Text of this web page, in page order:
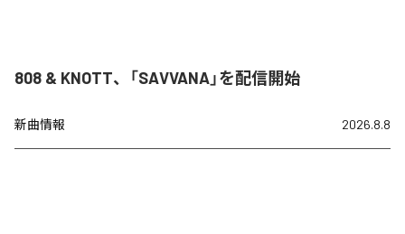
808 & KNOTT、「SAVVANA」を配信開始
新曲情報 2026.8.8